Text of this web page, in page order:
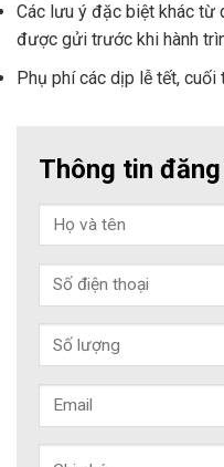
Các lưu ý đặc biệt khác từ
được gửi trước khi hành
Phụ phí các dịp lễ tết, cuối
Thông tin